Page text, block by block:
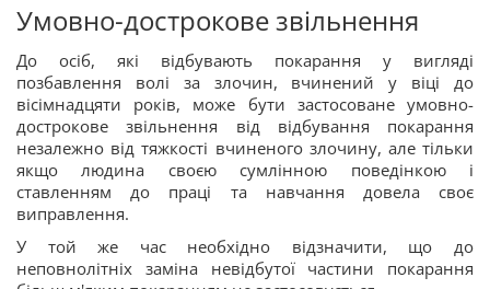
Умовно-дострокове звільнення
До осіб, які відбувають покарання у вигляді
позбавлення волі за злочин, вчинений у віці до
вісімнадцяти років, може бути застосоване умовно-
дострокове звільнення від відбування покарання
незалежно від тяжкості вчиненого злочину, але тільки
якщо людина своєю сумлінною поведінкою і
ставленням до праці та навчання довела своє
виправлення.
У той же час необхідно відзначити, що до
неповнолітніх заміна невідбутої частини покарання